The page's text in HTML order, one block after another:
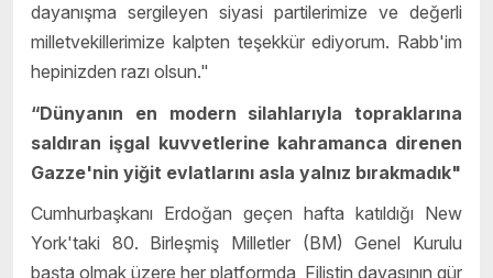
dayanışma sergileyen siyasi partilerimize ve değerli
milletvekillerimize kalpten teşekkür ediyorum. Rabb'im
hepinizden razı olsun."
“Dünyanın en modern silahlarıyla topraklarına
saldıran işgal kuvvetlerine kahramanca direnen
Gazze'nin yiğit evlatlarını asla yalnız bırakmadık"
Cumhurbaşkanı Erdoğan geçen hafta katıldığı New
York'taki 80. Birleşmiş Milletler (BM) Genel Kurulu
başta olmak üzere her platformda, Filistin davasının gür